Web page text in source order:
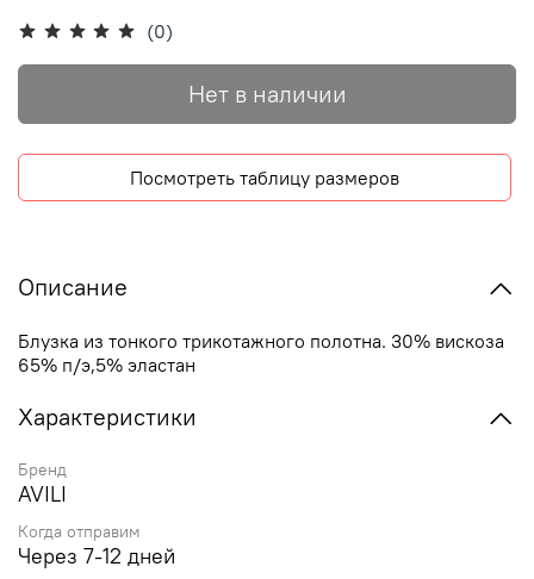
(0)
Нет в наличии
Посмотреть таблицу размеров
Описание
Блузка из тонкого трикотажного полотна. 30% вискоза
65% п/э,5% эластан
Характеристики
Бренд
AVILI
Когда отправим
Через 7-12 дней